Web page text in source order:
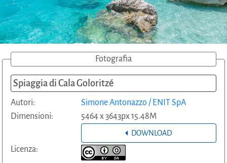
Fotografia
Spiaggia di Cala Goloritzé
Autori:
Simone Antonazzo / ENIT SpA
Dimensioni:
5464 x 3643px 15.48M
DOWNLOAD
Licenza: